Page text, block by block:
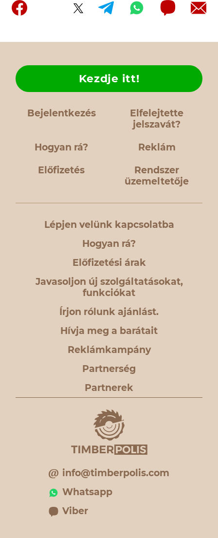
Bejelentkezés
Elfelejtette
jelszavát?
Hogyan rá?
Kezdje itt!
Reklám
Előfizetés
Rendszer
üzemeltetője
Lépjen velünk kapcsolatba
Hogyan rá?
Előfizetési árak
Javasoljon új szolgáltatásokat,
funkciókat
Írjon rólunk ajánlást.
Hívja meg a barátait
Reklámkampány
Partnerség
Partnerek
info@timberpolis.com
Whatsapp
Viber